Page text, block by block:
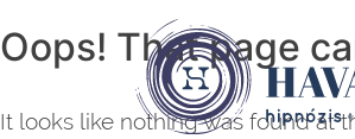
Skip
to
hipnózis, önismeret, coaching
Oops! That page
It looks like nothing was found at